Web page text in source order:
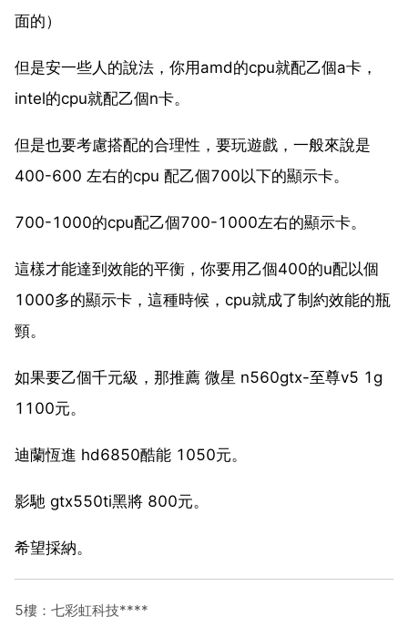
面的）
但是安一些人的說法，你用amd的cpu就配乙個a卡，
intel的cpu就配乙個n卡。
但是也要考慮搭配的合理性，要玩遊戲，一般來說是
400-600 左右的cpu 配乙個700以下的顯示卡。
700-1000的cpu配乙個700-1000左右的顯示卡。
這樣才能達到效能的平衡，你要用乙個400的u配以個
1000多的顯示卡，這種時候，cpu就成了制約效能的瓶
頸。
如果要乙個千元級，那推薦 微星 n560gtx-至尊v5 1g
1100元。
迪蘭恆進 hd6850酷能 1050元。
影馳 gtx550ti黑將 800元。
希望採納。
5樓：七彩虹科技****